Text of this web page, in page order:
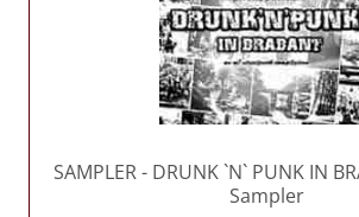
SAMPLER- DRUNK `N` PUNK IN
Sampler